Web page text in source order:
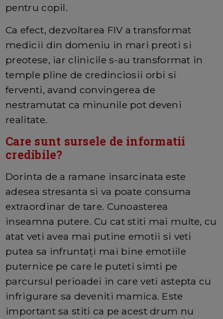
pentru copil.
Ca efect, dezvoltarea FIV a transformat
medicii din domeniu in mari preoti si
preotese, iar clinicile s-au transformat in
temple pline de credinciosii orbi si
ferventi, avand convingerea de
nestramutat ca minunile pot deveni
realitate.
Care sunt sursele de informatii
credibile?
Dorinta de a ramane insarcinata este
adesea stresanta si va poate consuma
extraordinar de tare. Cunoasterea
inseamna putere. Cu cat stiti mai multe, cu
atat veti avea mai putine emotii si veti
putea sa infruntați mai bine emotiile
puternice pe care le puteti simti pe
parcursul perioadei in care veti astepta cu
infrigurare sa deveniti mamica. Este
important sa stiti ca pe acest drum nu